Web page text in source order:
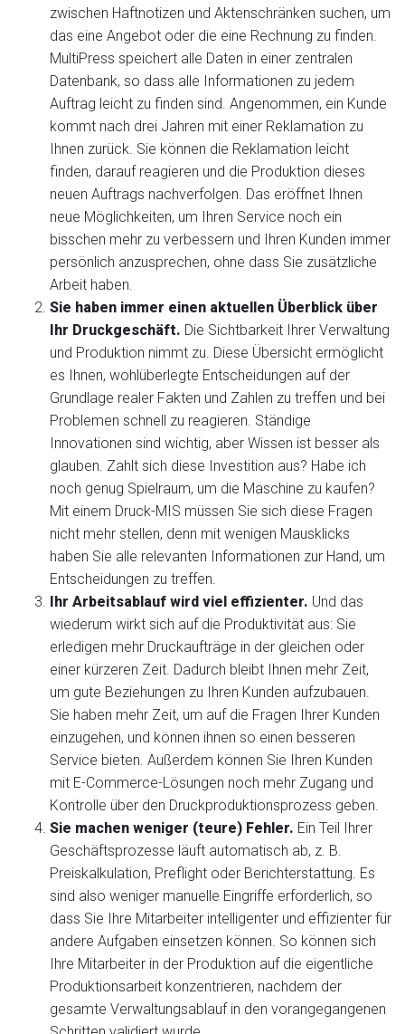
zwischen Haftnotizen und Aktenschränken suchen, um
das eine Angebot oder die eine Rechnung zu finden.
MultiPress speichert alle Daten in einer zentralen
Datenbank, so dass alle Informationen zu jedem
Auftrag leicht zu finden sind. Angenommen, ein Kunde
kommt nach drei Jahren mit einer Reklamation zu
Ihnen zurück. Sie können die Reklamation leicht
finden, darauf reagieren und die Produktion dieses
neuen Auftrags nachverfolgen. Das eröffnet Ihnen
neue Möglichkeiten, um Ihren Service noch ein
bisschen mehr zu verbessern und Ihren Kunden immer
persönlich anzusprechen, ohne dass Sie zusätzliche
Arbeit haben.
Sie haben immer einen aktuellen Überblick über
Ihr Druckgeschäft. Die Sichtbarkeit Ihrer Verwaltung
und Produktion nimmt zu. Diese Übersicht ermöglicht
es Ihnen, wohlüberlegte Entscheidungen auf der
Grundlage realer Fakten und Zahlen zu treffen und bei
Problemen schnell zu reagieren. Ständige
Innovationen sind wichtig, aber Wissen ist besser als
glauben. Zahlt sich diese Investition aus? Habe ich
noch genug Spielraum, um die Maschine zu kaufen?
Mit einem Druck-MIS müssen Sie sich diese Fragen
nicht mehr stellen, denn mit wenigen Mausklicks
haben Sie alle relevanten Informationen zur Hand, um
Entscheidungen zu treffen.
Ihr Arbeitsablauf wird viel effizienter. Und das
wiederum wirkt sich auf die Produktivität aus: Sie
erledigen mehr Druckaufträge in der gleichen oder
einer kürzeren Zeit. Dadurch bleibt Ihnen mehr Zeit,
um gute Beziehungen zu Ihren Kunden aufzubauen.
Sie haben mehr Zeit, um auf die Fragen Ihrer Kunden
einzugehen, und können ihnen so einen besseren
Service bieten. Außerdem können Sie Ihren Kunden
mit E-Commerce-Lösungen noch mehr Zugang und
Kontrolle über den Druckproduktionsprozess geben.
Sie machen weniger (teure) Fehler. Ein Teil Ihrer
Geschäftsprozesse läuft automatisch ab, z. B.
Preiskalkulation, Preflight oder Berichterstattung. Es
sind also weniger manuelle Eingriffe erforderlich, so
dass Sie Ihre Mitarbeiter intelligenter und effizienter für
andere Aufgaben einsetzen können. So können sich
Ihre Mitarbeiter in der Produktion auf die eigentliche
Produktionsarbeit konzentrieren, nachdem der
gesamte Verwaltungsablauf in den vorangegangenen